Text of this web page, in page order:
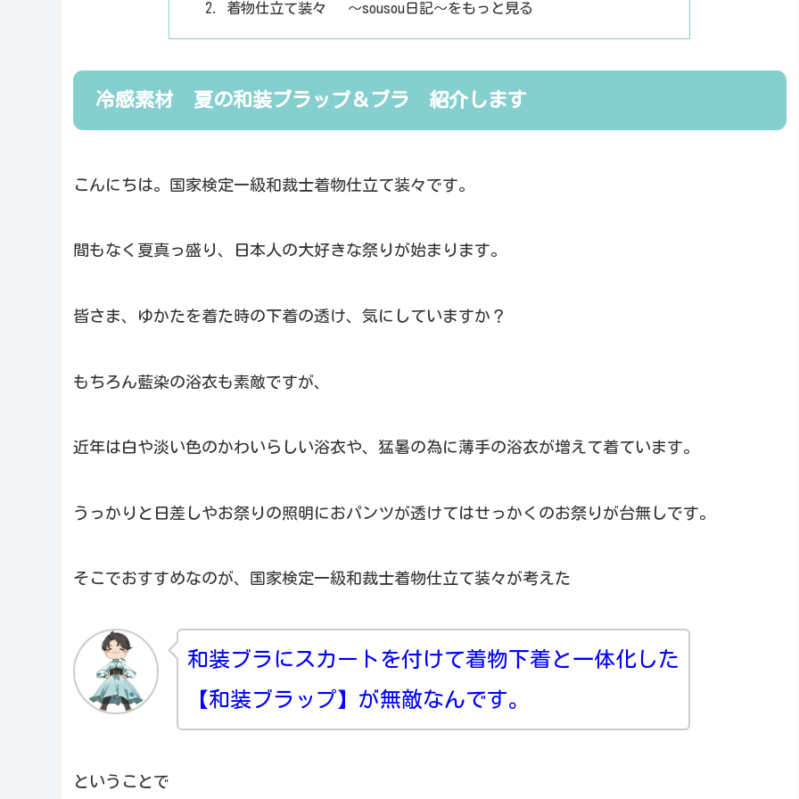
着物仕立て装々 ～sousou日記～をもっと見る
冷感素材 夏の和装ブラップ＆ブラ 紹介します
こんにちは。国家検定一級和裁士着物仕立て装々です。
間もなく夏真っ盛り、日本人の大好きな祭りが始まります。
皆さま、ゆかたを着た時の下着の透け、気にしていますか？
もちろん藍染の浴衣も素敵ですが、
近年は白や淡い色のかわいらしい浴衣や、猛暑の為に薄手の浴衣が増えて着ています。
うっかりと日差しやお祭りの照明におパンツが透けてはせっかくのお祭りが台無しです。
そこでおすすめなのが、国家検定一級和裁士着物仕立て装々が考えた
和装ブラにスカートを付けて着物下着と一体化した
【和装ブラップ】が無敵なんです。
ということで